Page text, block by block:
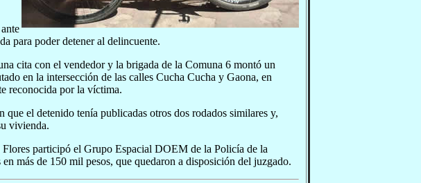
para poder detener al delincuente.
cita con el vendedor y la brigada de la Comuna 6 montó un
en la intersección de las calles Cucha Cucha y Gaona, en
reconocida por la víctima.
el detenido tenía publicadas otros dos rodados similares y,
vivienda.
participó el Grupo Espacial DOEM de la Policía de la
más de 150 mil pesos, que quedaron a disposición del juzgado.